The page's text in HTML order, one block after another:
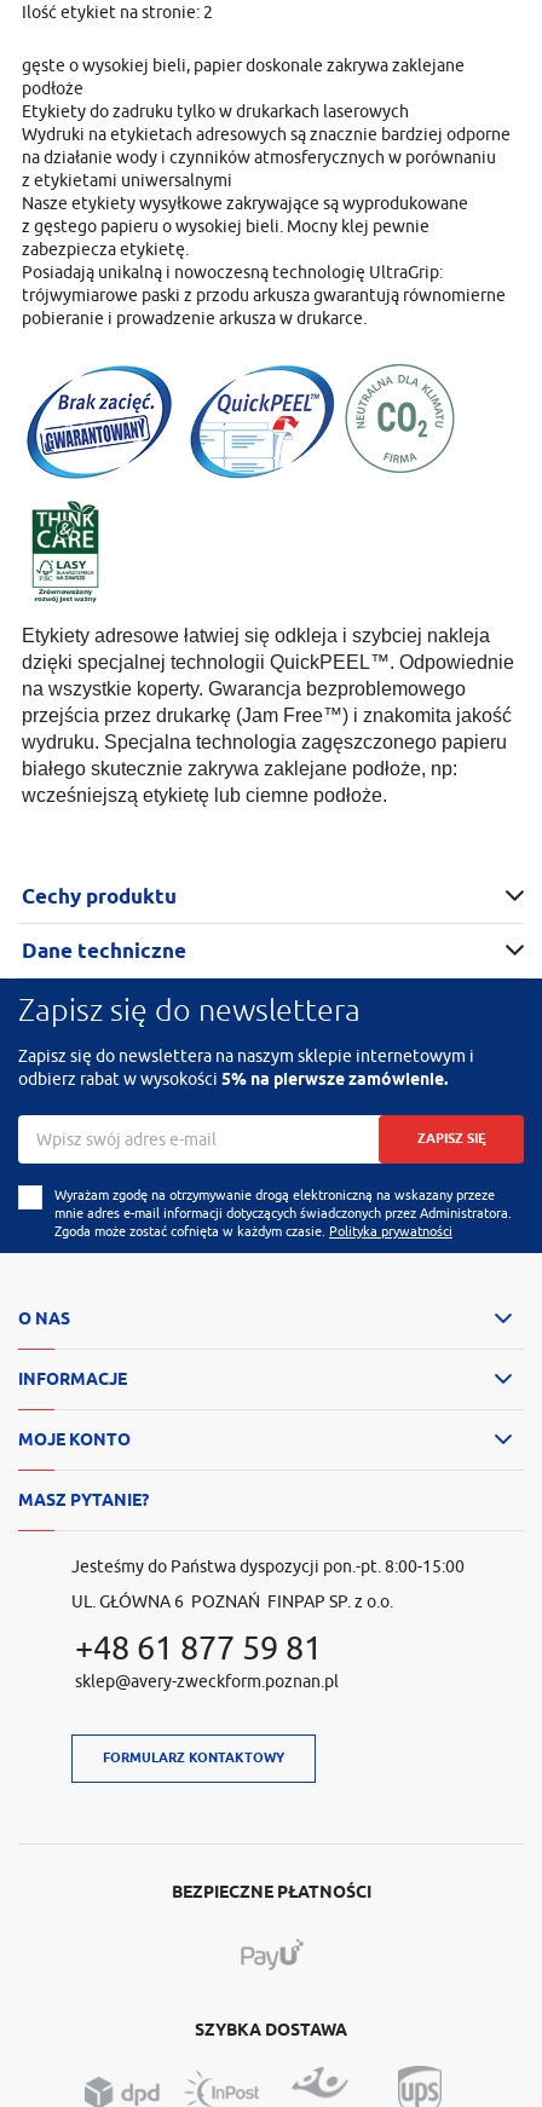
Ilość etykiet na stronie: 2
gęste o wysokiej bieli, papier doskonale zakrywa zaklejane
podłoże
Etykiety do zadruku tylko w drukarkach laserowych
Wydruki na etykietach adresowych są znacznie bardziej odporne
na działanie wody i czynników atmosferycznych w porównaniu
z etykietami uniwersalnymi
Nasze etykiety wysyłkowe zakrywające są wyprodukowane
z gęstego papieru o wysokiej bieli. Mocny klej pewnie
zabezpiecza etykietę.
Posiadają unikalną i nowoczesną technologię UltraGrip:
trójwymiarowe paski z przodu arkusza gwarantują równomierne
pobieranie i prowadzenie arkusza w drukarce.
Etykiety adresowe łatwiej się odkleja i szybciej nakleja
dzięki specjalnej technologii QuickPEEL™. Odpowiednie
na wszystkie koperty. Gwarancja bezproblemowego
przejścia przez drukarkę (Jam Free™) i znakomita jakość
wydruku. Specjalna technologia zagęszczonego papieru
białego skutecznie zakrywa zaklejane podłoże, np:
wcześniejszą etykietę lub ciemne podłoże.
Cechy produktu
Dane techniczne
Zapisz się do newslettera
Zapisz się do newslettera na naszym sklepie internetowym i
odbierz rabat w wysokości 5% na pierwsze zamówienie.
ZAPISZ SIĘ
Wyrażam zgodę na otrzymywanie drogą elektroniczną na wskazany przeze
mnie adres e-mail informacji dotyczących świadczonych przez Administratora.
Zgoda może zostać cofnięta w każdym czasie. Polityka prywatności
O NAS
INFORMACJE
MOJE KONTO
MASZ PYTANIE?
Jesteśmy do Państwa dyspozycji pon.-pt. 8:00-15:00
UL. GŁÓWNA 6 POZNAŃ FINPAP SP. z o.o.
+48 61 877 59 81
sklep@avery-zweckform.poznan.pl
FORMULARZ KONTAKTOWY
BEZPIECZNE PŁATNOŚCI
SZYBKA DOSTAWA